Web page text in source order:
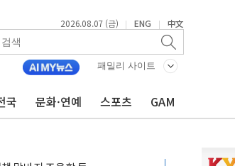
2026.08.07 (금) | ENG | 中文
패밀리 사이트
국 문화·연예 스포츠 GAM
접 협상 없어"